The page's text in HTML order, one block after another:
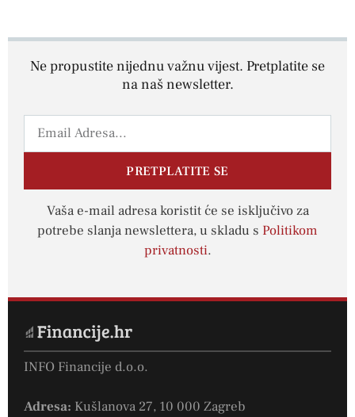
Ne propustite nijednu važnu vijest. Pretplatite se
na naš newsletter.
PRETPLATITE SE
Vaša e-mail adresa koristit će se isključivo za
potrebe slanja newslettera, u skladu s Politikom
privatnosti.
INFO Financije d.o.o.
Adresa: Kušlanova 27, 10 000 Zagreb